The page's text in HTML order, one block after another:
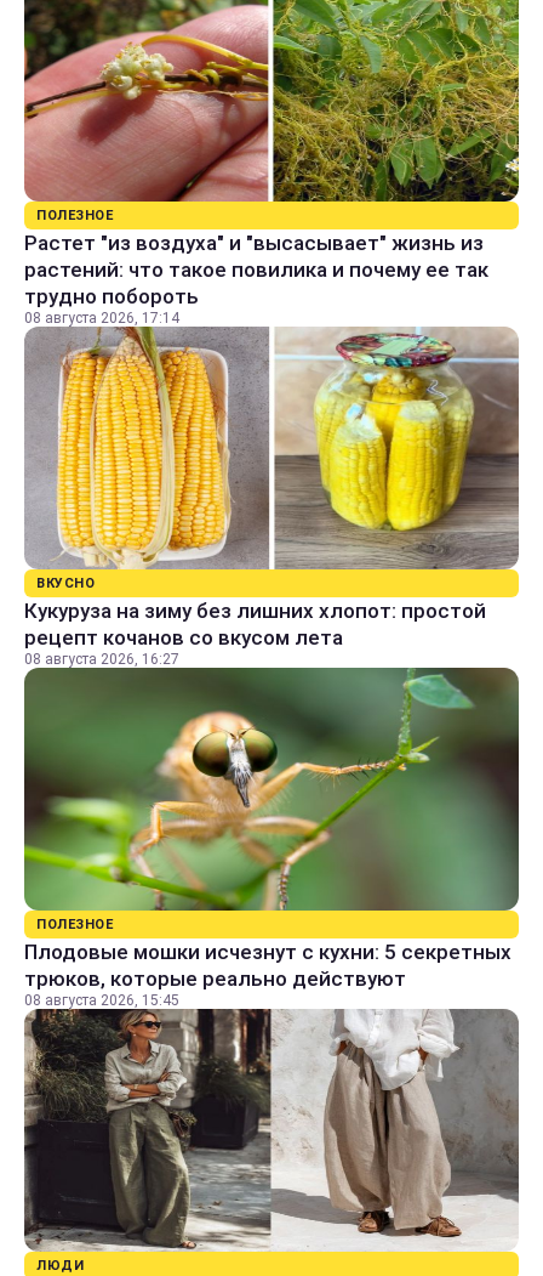
ПОЛЕЗНОЕ
Растет "из воздуха" и "высасывает" жизнь из
растений: что такое повилика и почему ее так
трудно побороть
08 августа 2026, 17:14
ВКУСНО
Кукуруза на зиму без лишних хлопот: простой
рецепт кочанов со вкусом лета
08 августа 2026, 16:27
ПОЛЕЗНОЕ
Плодовые мошки исчезнут с кухни: 5 секретных
трюков, которые реально действуют
08 августа 2026, 15:45
ЛЮДИ